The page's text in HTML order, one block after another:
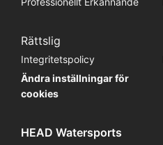
Rättslig
Integritetspolicy
Ändra inställningar för
cookies
HEAD Watersports